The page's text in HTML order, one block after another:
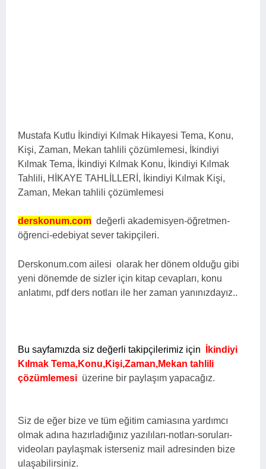
Mustafa Kutlu İkindiyi Kılmak Hikayesi Tema, Konu,
Kişi, Zaman, Mekan tahlili çözümlemesi,
İkindiyi
Kılmak Tema, İkindiyi Kılmak Konu, İkindiyi Kılmak
Tahlili, HİKAYE TAHLİLLERİ, İkindiyi Kılmak Kişi,
Zaman, Mekan tahlili çözümlemesi
derskonum.com değerli akademisyen-öğretmen-
öğrenci-edebiyat sever takipçileri.
Derskonum.com ailesi olarak her dönem olduğu gibi
yeni dönemde de sizler için kitap cevapları, konu
anlatımı, pdf ders notları ile her zaman yanınızdayız..
Bu sayfamızda siz değerli takipçilerimiz için
İkindiyi
Kılmak Tema,Konu,Kişi,Zaman,Mekan tahlili
çözümlemesi üzerine bir paylaşım yapacağız.
Siz de eğer bize ve tüm eğitim camiasına yardımcı
olmak adına hazırladığınız yazılıları-notları-soruları-
videoları paylaşmak isterseniz mail adresinden bize
ulaşabilirsiniz.